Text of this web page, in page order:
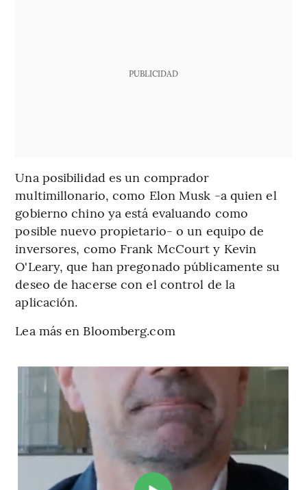
PUBLICIDAD
Una posibilidad es un comprador
multimillonario, como Elon Musk -a quien el
gobierno chino ya está evaluando como
posible nuevo propietario- o un equipo de
inversores, como Frank McCourt y Kevin
O'Leary, que han pregonado públicamente su
deseo de hacerse con el control de la
aplicación.
Lea más en Bloomberg.com